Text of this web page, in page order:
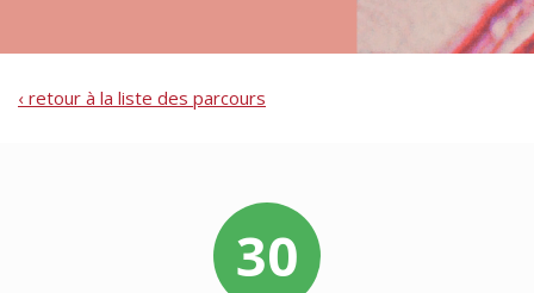
‹ retour à la liste des parcours
30